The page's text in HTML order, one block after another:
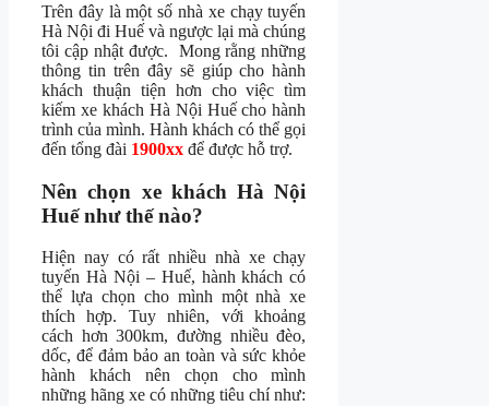
Trên đây là một số nhà xe chạy tuyến
Hà Nội đi Huế và ngược lại mà chúng
tôi cập nhật được. Mong rằng những
thông tin trên đây sẽ giúp cho hành
khách thuận tiện hơn cho việc tìm
kiếm xe khách Hà Nội Huế cho hành
trình của mình. Hành khách có thể gọi
đến tổng đài 1900xx để được hỗ trợ.
Nên chọn xe khách Hà Nội
Huế như thế nào?
Hiện nay có rất nhiều nhà xe chạy
tuyến Hà Nội – Huế, hành khách có
thể lựa chọn cho mình một nhà xe
thích hợp. Tuy nhiên, với khoảng
cách hơn 300km, đường nhiều đèo,
dốc, để đảm bảo an toàn và sức khỏe
hành khách nên chọn cho mình
những hãng xe có những tiêu chí như: